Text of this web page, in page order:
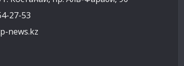
27-53
news.kz